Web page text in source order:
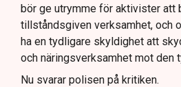
bör ge utrymme för aktivister att
tillståndsgiven verksamhet, och
ha en tydligare skyldighet att
och näringsverksamhet mot den
Nu svarar polisen på kritiken.